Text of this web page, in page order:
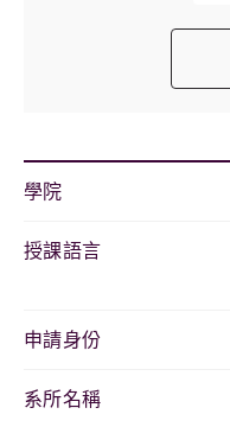
學院
授課語言
申請身份
系所名稱